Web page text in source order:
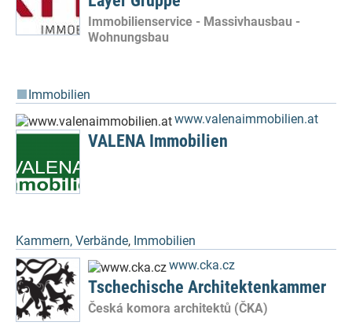
Immobilienservice - Massivhausbau -
Wohnungsbau
Immobilien
www.valenaimmobilien.at
VALENA Immobilien
Kammern, Verbände, Immobilien
www.cka.cz
Tschechische Architektenkammer
Česká komora architektů (ČKA)